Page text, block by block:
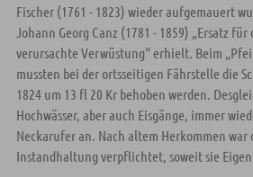
Fischer (1761 - 1823) wieder aufgemauert
Johann Georg Canz (1781 - 1859) „Ersatz
verursachte Verwüstung“ erhielt. Beim
mussten bei der ortsseitigen Fährstelle die
1824 um 13 fl 20 Kr behoben werden.
Hochwässer, aber auch Eisgänge, immer
Neckarufer an. Nach altem Herkommen war
Instandhaltung verpflichtet, soweit sie